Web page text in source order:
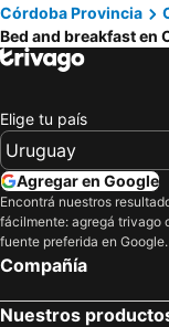
Córdoba Provincia
Bed and breakfast en
Elige tu país
Agregar en Google
Encontrá nuestros
fácilmente: agregá trivago
fuente preferida en Google.
Compañía
Nuestros